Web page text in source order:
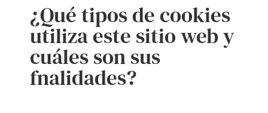
¿Qué tipos de cookies
utiliza este sitio web y
cuáles son sus
fnalidades?